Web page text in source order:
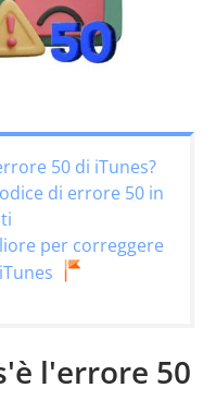
50 di iTunes?
di errore 50 in
per correggere
l'errore 50